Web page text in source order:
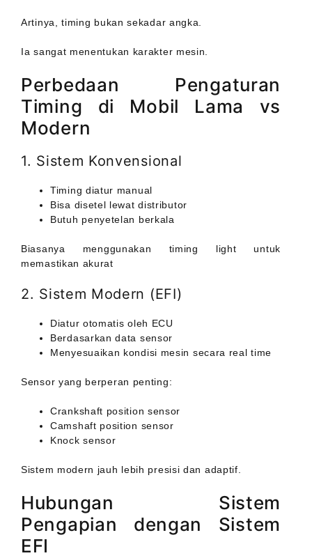
Artinya, timing bukan sekadar angka.
Ia sangat menentukan karakter mesin.
Perbedaan Pengaturan
Timing di Mobil Lama vs
Modern
1. Sistem Konvensional
Timing diatur manual
Bisa disetel lewat distributor
Butuh penyetelan berkala
Biasanya menggunakan timing light untuk
memastikan akurat
2. Sistem Modern (EFI)
Diatur otomatis oleh ECU
Berdasarkan data sensor
Menyesuaikan kondisi mesin secara real time
Sensor yang berperan penting:
Crankshaft position sensor
Camshaft position sensor
Knock sensor
Sistem modern jauh lebih presisi dan adaptif.
Hubungan Sistem
Pengapian dengan Sistem
EFI